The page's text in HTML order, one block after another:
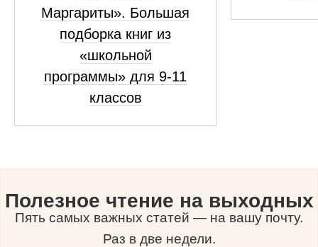
Маргариты». Большая
подборка книг из
«школьной
программы» для 9-11
классов
Полезное чтение на выходных
Пять самых важных статей — на вашу почту.
Раз в две недели.